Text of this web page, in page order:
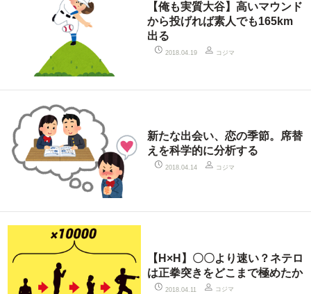
【俺も実質大谷】高いマウンド
から投げれば素人でも165km
出る
2018.04.19 コジマ
新たな出会い、恋の季節。席替
えを科学的に分析する
2018.04.14 コジマ
【H×H】〇〇より速い？ネテロ
は正拳突きをどこまで極めたか
2018.04.11 コジマ